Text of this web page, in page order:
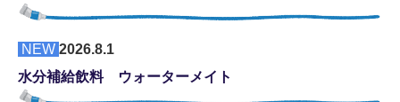
特定福祉用具販売
購入する
NEW 2026.8.1
水分補給飲料 ウ ォーターメイト